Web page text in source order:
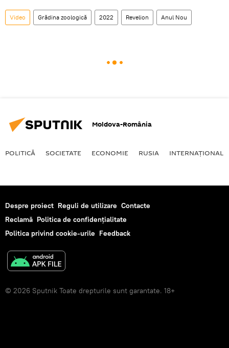
Video Grădina zoologică 2022 Revelion Anul Nou
Moldova-România
POLITICĂ SOCIETATE ECONOMIE RUSIA INTERNAŢIONAL
Despre proiect Reguli de utilizare Contacte
Reclamă Politica de confidențialitate
Politica privind cookie-urile Feedback
© 2026 Sputnik Toate drepturile sunt garantate. 18+